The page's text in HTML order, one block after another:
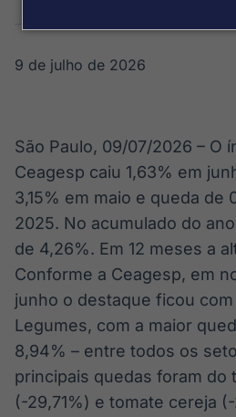
Os
O
no
9 de julho de 2026
São Paulo, 09/07/2026 – O
Ceagesp caiu 1,63% em
3,15% em maio e queda de
2025. No acumulado do
de 4,26%. Em 12 meses a
Conforme a Ceagesp, em
junho o destaque ficou
Legumes, com a maior
8,94% – entre todos os
principais quedas foram do
(-29,71%) e tomate cereja